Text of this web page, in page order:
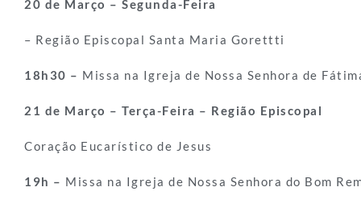
20 de Março – Segunda-Feira
– Região Episcopal Santa Maria Gorettti
18h30 – Missa na Igreja de Nossa Senhora de
21 de Março – Terça-Feira – Região Episcopal
Coração Eucarístico de Jesus
19h – Missa na Igreja de Nossa Senhora do Bom